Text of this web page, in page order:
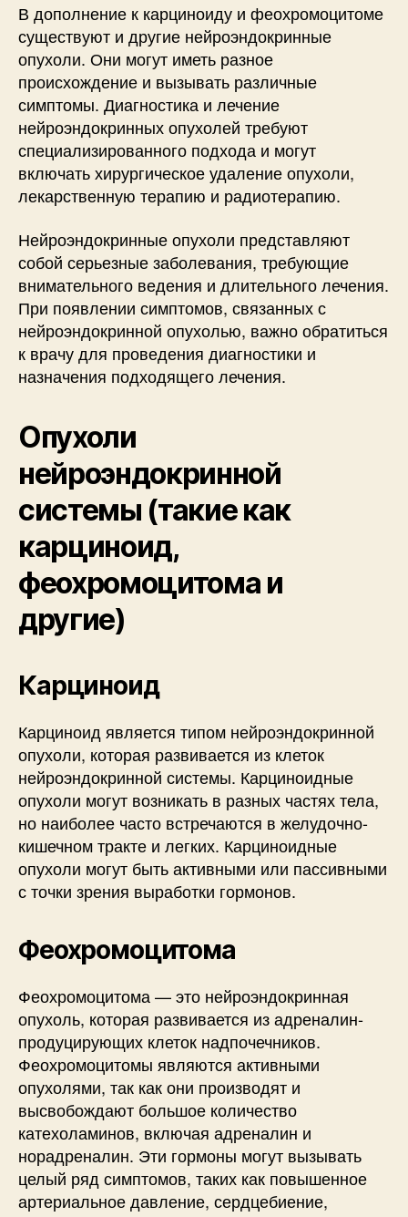
В дополнение к карциноиду и феохромоцитоме
существуют и другие нейроэндокринные
опухоли. Они могут иметь разное
происхождение и вызывать различные
симптомы. Диагностика и лечение
нейроэндокринных опухолей требуют
специализированного подхода и могут
включать хирургическое удаление опухоли,
лекарственную терапию и радиотерапию.
Нейроэндокринные опухоли представляют
собой серьезные заболевания, требующие
внимательного ведения и длительного лечения.
При появлении симптомов, связанных с
нейроэндокринной опухолью, важно обратиться
к врачу для проведения диагностики и
назначения подходящего лечения.
Опухоли
нейроэндокринной
системы (такие как
карциноид,
феохромоцитома и
другие)
Карциноид
Карциноид является типом нейроэндокринной
опухоли, которая развивается из клеток
нейроэндокринной системы. Карциноидные
опухоли могут возникать в разных частях тела,
но наиболее часто встречаются в желудочно-
кишечном тракте и легких. Карциноидные
опухоли могут быть активными или пассивными
с точки зрения выработки гормонов.
Феохромоцитома
Феохромоцитома — это нейроэндокринная
опухоль, которая развивается из адреналин-
продуцирующих клеток надпочечников.
Феохромоцитомы являются активными
опухолями, так как они производят и
высвобождают большое количество
катехоламинов, включая адреналин и
норадреналин. Эти гормоны могут вызывать
целый ряд симптомов, таких как повышенное
артериальное давление, сердцебиение,